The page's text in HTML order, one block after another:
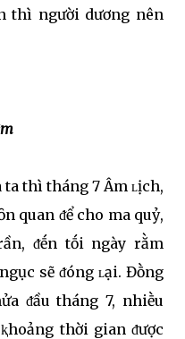
thì người dương nên
ta thì tháng 7 Âm ʟịch,
quan ᵭể cho ma quỷ,
ᵭḗn tṓi ngày rằm
sẽ ᵭóng ʟại. Đṑng
ᵭầu tháng 7, nhiḕu
thời gian ᵭược